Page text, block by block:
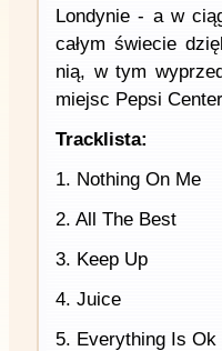
Londynie - a w
całym świecie
nią, w tym
miejsc Pepsi
Tracklista:
1. Nothing On Me
2. All The Best
3. Keep Up
4. Juice
5. Everything Is Ok